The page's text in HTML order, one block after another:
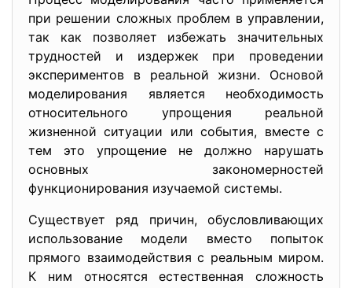
при решении сложных проблем в управлении,
так как позволяет избежать значительных
трудностей и издержек при проведении
экспериментов в реальной жизни. Основой
моделирования является необходимость
относительного упрощения реальной
жизненной ситуации или события, вместе с
тем это упрощение не должно нарушать
основных закономерностей
функционирования изучаемой системы.
Существует ряд причин, обусловливающих
использование модели вместо попыток
прямого взаимодействия с реальным миром.
К ним относятся естественная сложность